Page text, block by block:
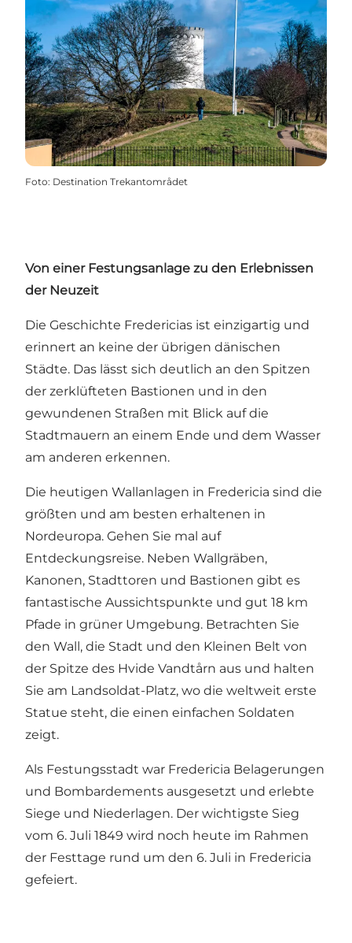
Foto: Destination Trekantområdet
Von einer Festungsanlage zu den Erlebnissen
der Neuzeit
Die Geschichte Fredericias ist einzigartig und
erinnert an keine der übrigen dänischen
Städte. Das lässt sich deutlich an den Spitzen
der zerklüfteten Bastionen und in den
gewundenen Straßen mit Blick auf die
Stadtmauern an einem Ende und dem Wasser
am anderen erkennen.
Die heutigen Wallanlagen in Fredericia sind die
größten und am besten erhaltenen in
Nordeuropa. Gehen Sie mal auf
Entdeckungsreise. Neben Wallgräben,
Kanonen, Stadttoren und Bastionen gibt es
fantastische Aussichtspunkte und gut 18 km
Pfade in grüner Umgebung. Betrachten Sie
den Wall, die Stadt und den Kleinen Belt von
der Spitze des Hvide Vandtårn aus und halten
Sie am Landsoldat-Platz, wo die weltweit erste
Statue steht, die einen einfachen Soldaten
zeigt.
Als Festungsstadt war Fredericia Belagerungen
und Bombardements ausgesetzt und erlebte
Siege und Niederlagen. Der wichtigste Sieg
vom 6. Juli 1849 wird noch heute im Rahmen
der Festtage rund um den 6. Juli in Fredericia
gefeiert.